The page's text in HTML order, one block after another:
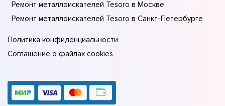
Ремонт металлоискателей Tesoro в Москве
Ремонт металлоискателей Tesoro в Санкт-Петербурге
Политика конфиденциальности
Соглашение о файлах cookies